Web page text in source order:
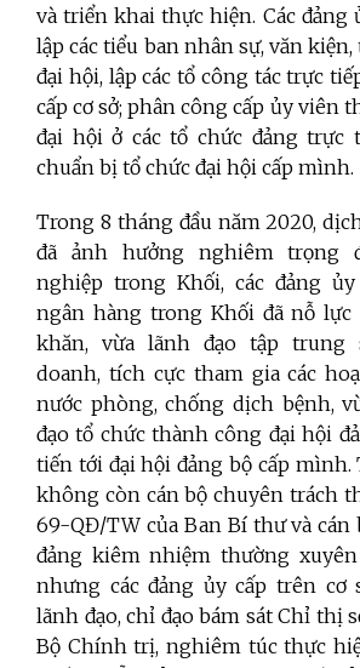
và triển khai thực hiện. Các đảng
lập các tiểu ban nhân sự, văn
đại hội, lập các tổ công tác trực
cấp cơ sở; phân công cấp ủy viên
đại hội ở các tổ chức đảng trực
chuẩn bị tổ chức đại hội cấp mình.
Trong 8 tháng đầu năm 2020,
đã ảnh hưởng nghiêm trọng
nghiệp trong Khối, các đảng
ngân hàng trong Khối đã nỗ
khăn, vừa lãnh đạo tập trung
doanh, tích cực tham gia các
nước phòng, chống dịch bệnh,
đạo tổ chức thành công đại hội
tiến tới đại hội đảng bộ cấp mình.
không còn cán bộ chuyên trách
69-QĐ/TW của Ban Bí thư và cán
đảng kiêm nhiệm thường
nhưng các đảng ủy cấp trên cơ
lãnh đạo, chỉ đạo bám sát Chỉ thị
Bộ Chính trị, nghiêm túc thực